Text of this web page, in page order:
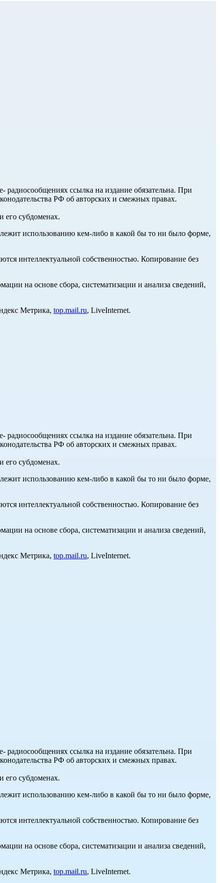
радиосообщениях ссылка на издание обязательна. При
РФ об авторских и смежных правах.
и его субдоменах.
использованию кем-либо в какой бы то ни было форме,
интеллектуальной собственностью. Копирование без
на основе сбора, систематизации и анализа сведений,
Метрика, top.mail.ru, LiveInternet.
радиосообщениях ссылка на издание обязательна. При
РФ об авторских и смежных правах.
и его субдоменах.
использованию кем-либо в какой бы то ни было форме,
интеллектуальной собственностью. Копирование без
на основе сбора, систематизации и анализа сведений,
Метрика, top.mail.ru, LiveInternet.
радиосообщениях ссылка на издание обязательна. При
РФ об авторских и смежных правах.
и его субдоменах.
использованию кем-либо в какой бы то ни было форме,
интеллектуальной собственностью. Копирование без
на основе сбора, систематизации и анализа сведений,
Метрика, top.mail.ru, LiveInternet.